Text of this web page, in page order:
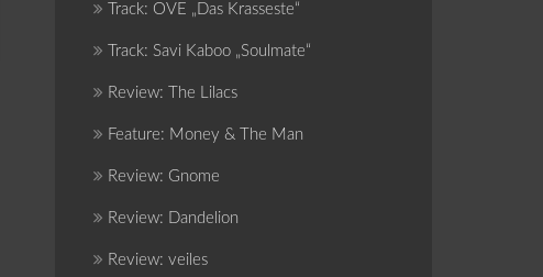
Track: OVE „Das Krasseste“
Track: Savi Kaboo „Soulmate“
Review: The Lilacs
Feature: Money & The Man
Review: Gnome
Review: Dandelion
Review: veiles